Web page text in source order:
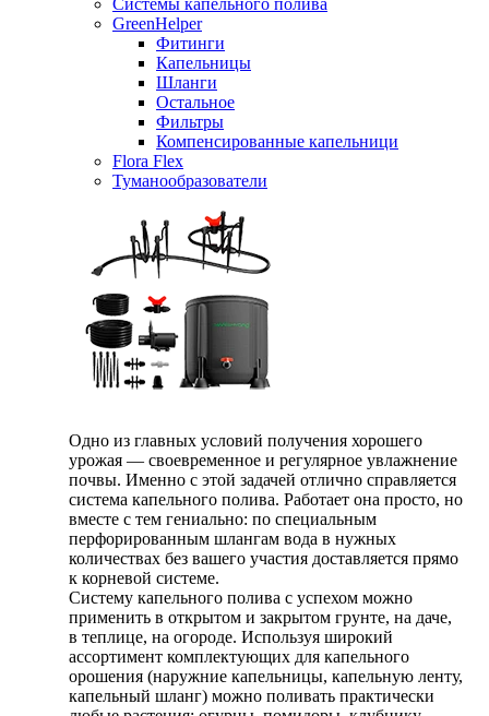
GreenHelper
Фитинги
Капельницы
Шланги
Остальное
Фильтры
Компенсированные капельници
Flora Flex
Туманообразователи
Одно из главных условий получения хорошего
урожая — своевременное и регулярное увлажнение
почвы. Именно с этой задачей отлично справляется
система капельного полива. Работает она просто, но
вместе с тем гениально: по специальным
перфорированным шлангам вода в нужных
количествах без вашего участия доставляется прямо
к корневой системе.
Систему капельного полива с успехом можно
применить в открытом и закрытом грунте, на даче,
в теплице, на огороде. Используя широкий
ассортимент комплектующих для капельного
орошения (наружние капельницы, капельную ленту,
капельный шланг) можно поливать практически